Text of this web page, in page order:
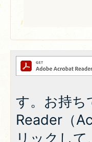
す。お持ち
Reader（
リックし